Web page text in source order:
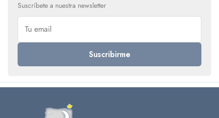
Suscríbete a nuestra newsletter